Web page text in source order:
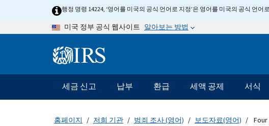
행정 명령 14224, ‘영어를 미국의 공식 언어로 지정’은 영어를 미국의 공식 언
미국 정부 공식 웹사이트 알아보는 방법
Information
메
인
네
세금 신고 납부 환급 세액 공제 서식
홈페이지 저희 기관 범죄 조사 (영어) 보도자료(영어)